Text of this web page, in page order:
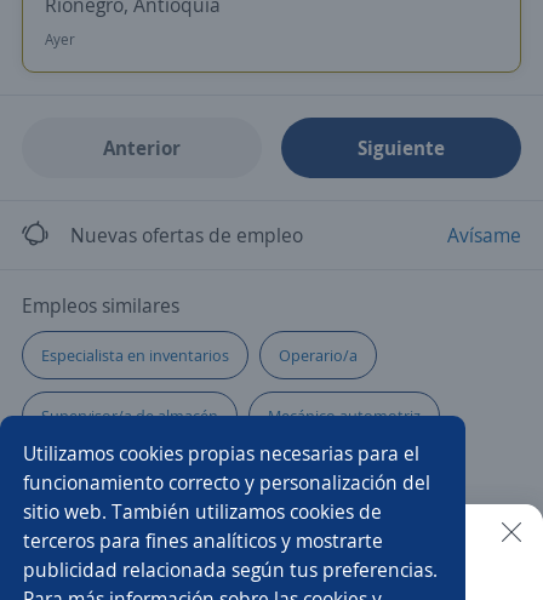
Utilizamos cookies propias necesarias para el
funcionamiento correcto y personalización del
sitio web. También utilizamos cookies de
terceros para fines analíticos y mostrarte
publicidad relacionada según tus preferencias.
Ayer
Anterior Siguiente
Nuevas ofertas de empleo Avísame
Empleos similares
Especialista en inventarios Operario/a
Supervisor/a de almacén Mecánico automotriz
Auxiliar de tienda Auxiliar de distribución
Operador/a Supervisor/a Controlador/a de tráfico
Buscar es más fácil en la app